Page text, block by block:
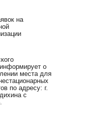
на
о
места для
по адресу: г.
с